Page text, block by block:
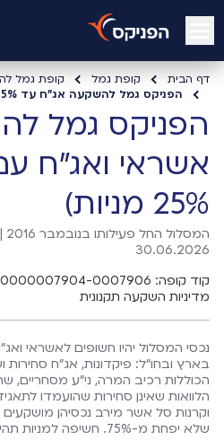
open mobile menu
דף הבית קופת גמל קופת גמל
הפניקס גמל להשקעה אג"ח עד 15% מניות - 7906
הפניקס גמל
אשראי ואג"ח
25% מניות)
המסלול החל פעילותו בנובמבר 2016 |
30.06.2026
קוד קופה: 513026484-00000000007904-0007906
מדיניות השקעה תקנונית
נכסי המסלול יהיו חשופים לאשראי
בארץ ובחו"ל: פיקדונות, אג"ח סחירות
הכוללות רכיב המרה, ני"ע מסחריים,
הלוואות שאינן סחירות שהועמדו
וקרנות סל אשר מירב נכסיהן